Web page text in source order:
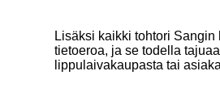
Lisäksi kaikki tohtori
tietoeroa, ja se todella
lippulaivakaupasta tai